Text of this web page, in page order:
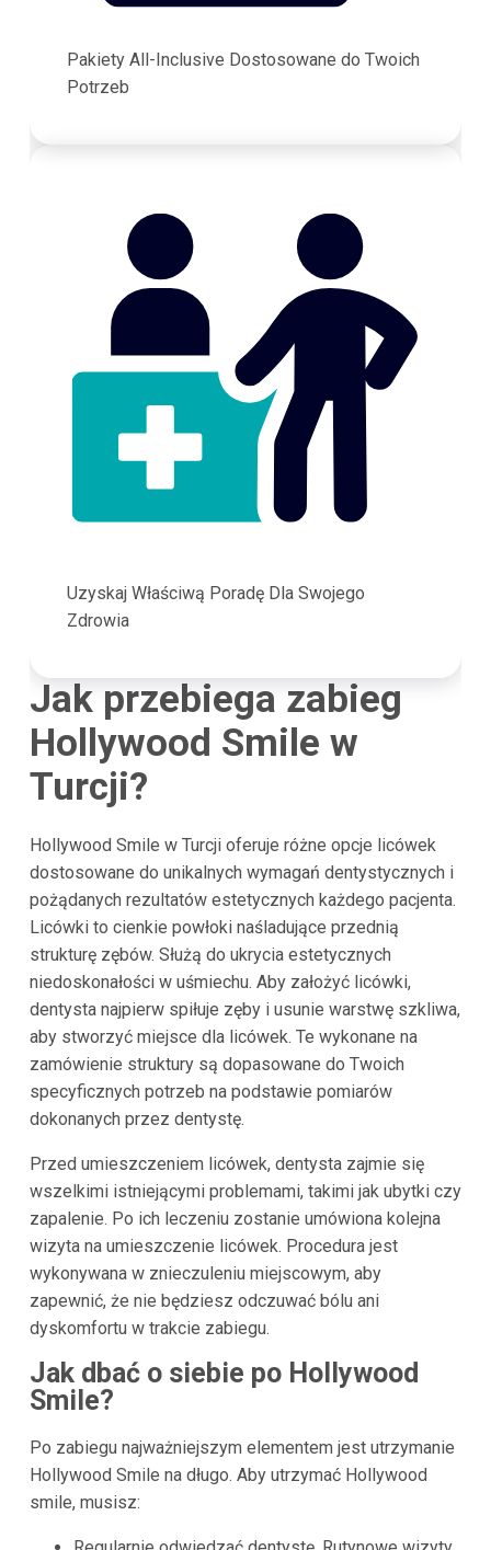
Pakiety All-Inclusive Dostosowane do Twoich
Potrzeb
Uzyskaj Właściwą Poradę Dla Swojego
Zdrowia
Jak przebiega zabieg
Hollywood Smile w
Turcji?
Hollywood Smile w Turcji oferuje różne opcje licówek
dostosowane do unikalnych wymagań dentystycznych i
pożądanych rezultatów estetycznych każdego pacjenta.
Licówki to cienkie powłoki naśladujące przednią
strukturę zębów. Służą do ukrycia estetycznych
niedoskonałości w uśmiechu. Aby założyć licówki,
dentysta najpierw spiłuje zęby i usunie warstwę szkliwa,
aby stworzyć miejsce dla licówek. Te wykonane na
zamówienie struktury są dopasowane do Twoich
specyficznych potrzeb na podstawie pomiarów
dokonanych przez dentystę.
Przed umieszczeniem licówek, dentysta zajmie się
wszelkimi istniejącymi problemami, takimi jak ubytki czy
zapalenie. Po ich leczeniu zostanie umówiona kolejna
wizyta na umieszczenie licówek. Procedura jest
wykonywana w znieczuleniu miejscowym, aby
zapewnić, że nie będziesz odczuwać bólu ani
dyskomfortu w trakcie zabiegu.
Jak dbać o siebie po Hollywood
Smile?
Po zabiegu najważniejszym elementem jest utrzymanie
Hollywood Smile na długo. Aby utrzymać Hollywood
smile, musisz: